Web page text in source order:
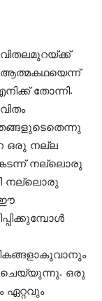
ആത്മകഥയെന്ന്
തോന്നി.
ഒരു നല്ല
കടന്ന് നല്ലൊരു
നല്ലൊരു
ഈ
ചെയ്യുന്നു. ഒരു
ഏറ്റവും